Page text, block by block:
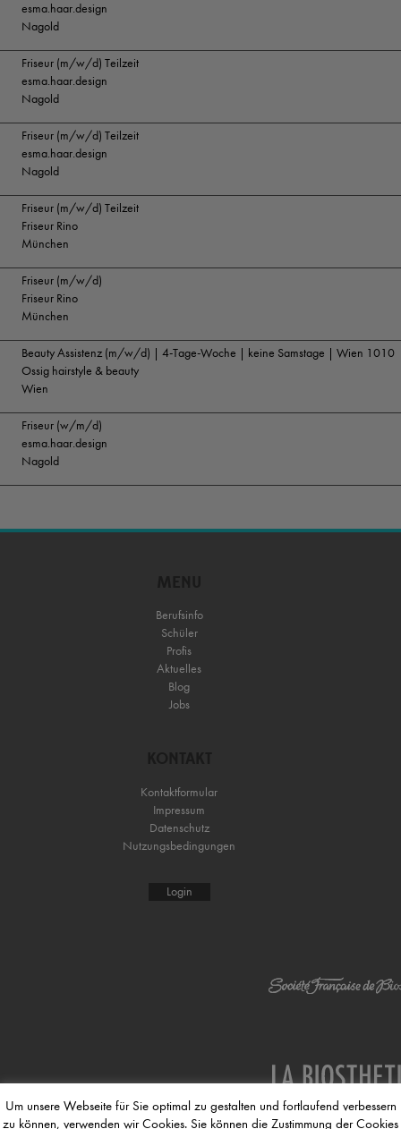
esma.haar.design
Nagold
Friseur (m/w/d) Teilzeit
esma.haar.design
Nagold
Friseur (m/w/d) Teilzeit
esma.haar.design
Nagold
Friseur (m/w/d) Teilzeit
Friseur Rino
München
Friseur (m/w/d)
Friseur Rino
München
Beauty Assistenz (m/w/d) | 4-Tage-Woche | keine Samstage | Wien 1010
Ossig hairstyle & beauty
Wien
Friseur (w/m/d)
esma.haar.design
Nagold
Berufsinfo
Schüler
Profis
Aktuelles
Blog
Jobs
Kontaktformular
Impressum
Datenschutz
Nutzungsbedingungen
Login
Um unsere Webseite für Sie optimal zu gestalten und fortlaufend verbessern
zu können, verwenden wir Cookies. Sie können die Zustimmung der Cookies